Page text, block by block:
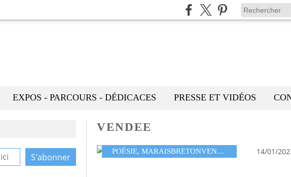
EXPOS - PARCOURS - DÉDICACES PRESSE ET VIDÉOS
VENDEE
POÉSIE, MARAISBRETONVENDÉEN VENDÉE
14/01/